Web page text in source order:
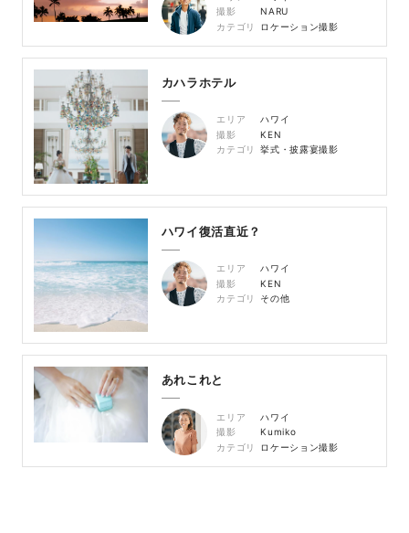
撮影
NARU
カテゴリ
ロケーション撮影
カハラホテル
エリア
ハワイ
撮影
KEN
カテゴリ
挙式・披露宴撮影
ハワイ復活直近？
エリア
ハワイ
撮影
KEN
カテゴリ
その他
あれこれと
エリア
ハワイ
撮影
Kumiko
カテゴリ
ロケーション撮影